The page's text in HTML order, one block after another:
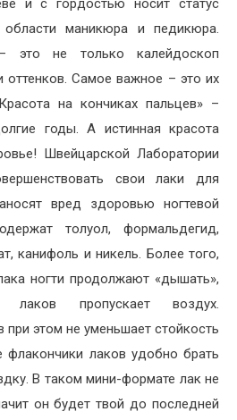
и с гордостью носит статус
маникюра и педикюра.
это не только калейдоскоп
оттенков. Самое важное – это их
на кончиках пальцев» –
годы. А истинная красота
Швейцарской Лаборатории
свои лаки для
вред здоровью ногтевой
толуол, формальдегид,
канифоль и никель. Более того,
ногти продолжают «дышать»,
лаков пропускает воздух.
этом не уменьшает стойкость
лаков удобно брать
В таком мини-формате лак не
он будет твой до последней